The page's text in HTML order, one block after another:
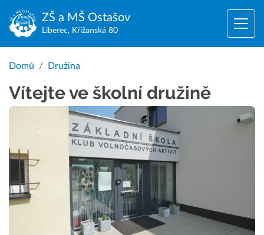
ZŠ a MŠ Ostašov
Liberec, Křižanská 80
Domů Družina
Vítejte ve školní družině